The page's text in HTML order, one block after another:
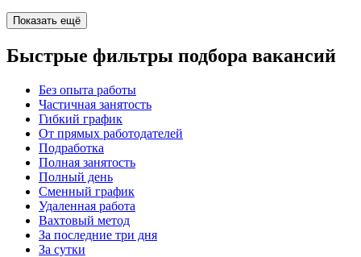
Показать ещё
Быстрые фильтры подбора вакансий
Без опыта работы
Частичная занятость
Гибкий график
От прямых работодателей
Подработка
Полная занятость
Полный день
Сменный график
Удаленная работа
Вахтовый метод
За последние три дня
За сутки